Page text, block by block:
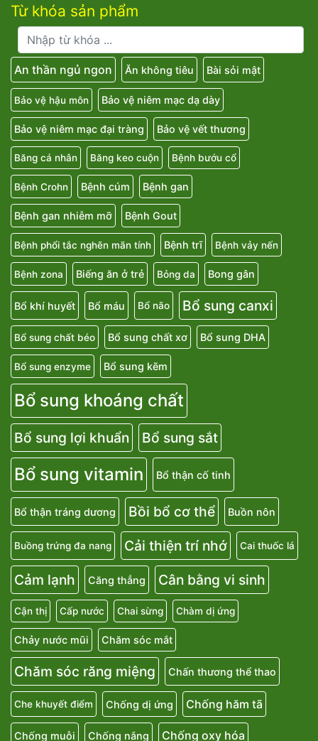
Từ khóa sản phẩm
An thần ngủ ngon Ăn không tiêu Bài sỏi mật
Bảo vệ hậu môn Bảo vệ niêm mạc dạ dày
Bảo vệ niêm mạc đại tràng Bảo vệ vết thương
Băng cá nhân Băng keo cuộn Bệnh bướu cổ
Bệnh Crohn Bệnh cúm Bệnh gan
Bệnh gan nhiễm mỡ Bệnh Gout
Bệnh phổi tắc nghẽn mãn tính Bệnh trĩ Bệnh vảy nến
Bệnh zona Biếng ăn ở trẻ Bỏng da Bong gân
Bổ khí huyết Bổ máu Bổ não Bổ sung canxi
Bổ sung chất béo Bổ sung chất xơ Bổ sung DHA
Bổ sung enzyme Bổ sung kẽm
Bổ sung khoáng chất
Bổ sung lợi khuẩn Bổ sung sắt
Bổ sung vitamin Bổ thận cố tinh
Bổ thận tráng dương Bồi bổ cơ thể Buồn nôn
Buồng trứng đa nang Cải thiện trí nhớ Cai thuốc lá
Cảm lạnh Căng thẳng Cân bằng vi sinh
Cận thị Cấp nước Chai sừng Chàm dị ứng
Chảy nước mũi Chăm sóc mắt
Chăm sóc răng miệng Chấn thương thể thao
Che khuyết điểm Chống dị ứng Chống hăm tã
Chống muỗi Chống nắng Chống oxy hóa